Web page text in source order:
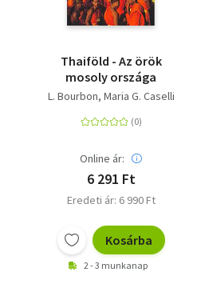
Thaiföld - Az örök
mosoly országa
L. Bourbon Maria G. Caselli
Online ár:
6 291 Ft
Eredeti ár: 6 990 Ft
Kosárba
2 - 3 munkanap